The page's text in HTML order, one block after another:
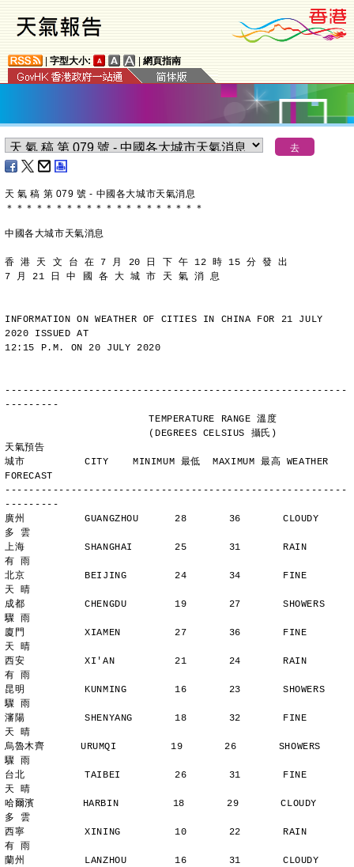
字型大小: 網頁指南
天 氣 稿 第 079 號 - 中國各大城市天氣消息
＊ ＊ ＊ ＊ ＊ ＊ ＊ ＊ ＊ ＊ ＊ ＊ ＊ ＊ ＊ ＊ ＊ ＊ ＊ ＊
中國各大城市天氣消息
香 港 天 文 台 在 7 月 20 日 下 午 12 時 15 分 發 出
7 月 21 日 中 國 各 大 城 市 天 氣 消 息
INFORMATION ON WEATHER OF CITIES IN CHINA FOR 21 JULY
2020 ISSUED AT
12:15 P.M. ON 20 JULY 2020
---------------------------------------------------------
---------
                        TEMPERATURE RANGE 溫度
天氣預告
城市          CITY    MINIMUM 最低  MAXIMUM 最高 WEATHER
FORECAST
---------------------------------------------------------
---------
廣州          GUANGZHOU      28       36       CLOUDY
多 雲
上海          SHANGHAI       25       31       RAIN
有 雨
北京          BEIJING        24       34       FINE
天 晴
成都          CHENGDU        19       27       SHOWERS
驟 雨
廈門          XIAMEN         27       36       FINE
天 晴
西安          XI'AN          21       24       RAIN
有 雨
昆明          KUNMING        16       23       SHOWERS
驟 雨
瀋陽          SHENYANG       18       32       FINE
天 晴
烏魯木齊      URUMQI         19       26       SHOWERS
驟 雨
台北          TAIBEI         26       31       FINE
天 晴
哈爾濱        HARBIN         18       29       CLOUDY
多 雲
西寧          XINING         10       22       RAIN
有 雨
蘭州          LANZHOU        16       31       CLOUDY